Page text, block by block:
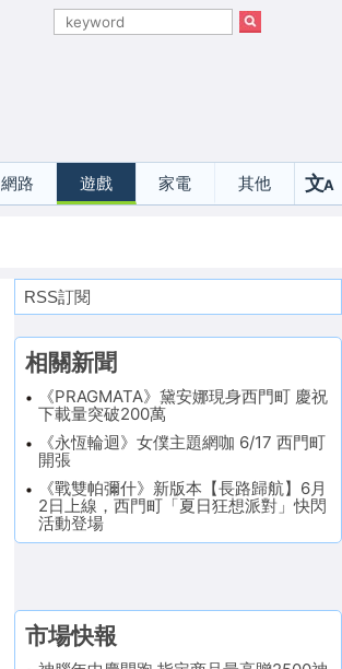
網路 遊戲 家電 其他 文A
RSS訂閱
相關新聞
《PRAGMATA》黛安娜現身西門町 慶祝
下載量突破200萬
《永恆輪迴》女僕主題網咖 6/17 西門町
開張
《戰雙帕彌什》新版本【長路歸航】6月
2日上線，西門町「夏日狂想派對」快閃
活動登場
市場快報